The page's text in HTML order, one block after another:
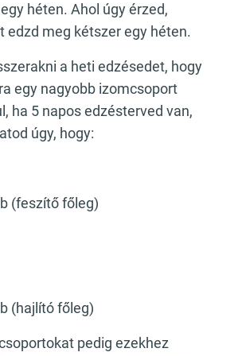
héten. Ahol úgy érzed,
edzd meg kétszer egy héten.
a heti edzésedet, hogy
egy nagyobb izomcsoport
ha 5 napos edzésterved van,
úgy, hogy:
(feszítő főleg)
(hajlító főleg)
pedig ezekhez